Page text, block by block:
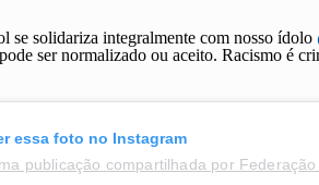
se solidariza integralmente com nosso ídolo
ser normalizado ou aceito. Racismo é
essa foto no Instagram
publicação compartilhada por